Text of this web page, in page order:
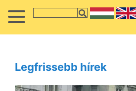
Legfrissebb hírek